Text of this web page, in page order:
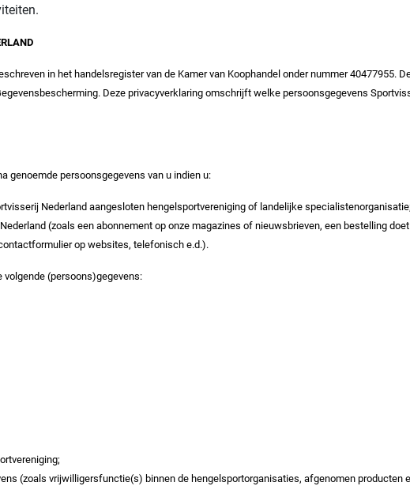
in het handelsregister van de Kamer van Koophandel onder nummer 40477955.
Deze privacyverklaring omschrijft welke persoonsgegevens
genoemde persoonsgegevens van u indien u:
Nederland aangesloten hengelsportvereniging of landelijke specialistenorganisatie;
(zoals een abonnement op onze magazines of nieuwsbrieven, een bestelling
op websites, telefonisch e.d.).
(persoons)gegevens:
(zoals vrijwilligersfunctie(s) binnen de hengelsportorganisaties, afgenomen producten